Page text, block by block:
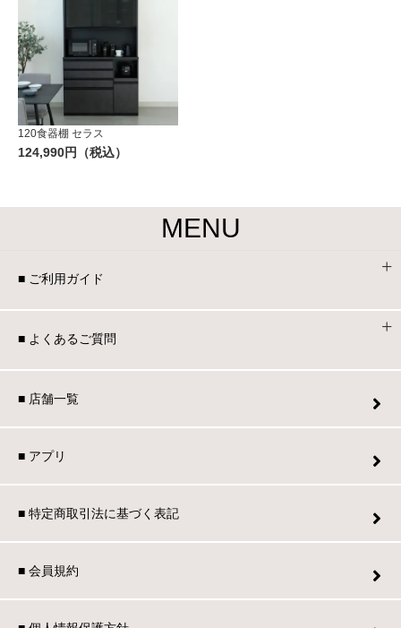
120食器棚 セラス
124,990円（税込）
MENU
■ ご利用ガイド
■ よくあるご質問
■ 店舗一覧
■ アプリ
■ 特定商取引法に基づく表記
■ 会員規約